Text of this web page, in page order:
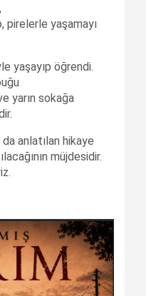
yaşamayı
yaşayıp öğrendi.
yarın sokağa
anlatılan hikaye
müjdesidir.